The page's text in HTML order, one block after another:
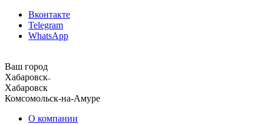
Вконтакте
Telegram
WhatsApp
Ваш город
Хабаровск
Хабаровск
Комсомольск-на-Амуре
О компании